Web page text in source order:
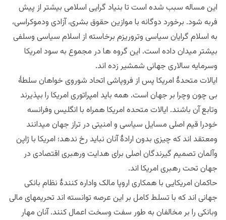
این مساله سبب شده است تا بنیاد گرایی اسلامی بیشتر از پیش
فربه شود. برخورد دوگانه با موازین حقوق بشری، آزادی ودموکراسی،
به اسلام گرایان سیاسی وتروریزم برخاسته از اسلام سیاسی وسلفی
بیشتر میدان داده است. این گروه ها در مجموع به سود امریکا
وسرمایه سالاری جهانی شمشیر زده اند.
ایالات متحدۀ امریکا پس از فروپاشی اتحاد شوروی خواهان سلطۀ
بی چون وچرا بر جهان است. همه باید امپراتوری امریکا را بپذیرند
وتابع آن باشند. ایالات متحده امریکا همراه با انگلیس وفرانسه
خودرا قیم اصلی مسایل سیاسی و امنیتی در تراز جهان میدانند
ومعتقد اند که چیزی بدون ارادۀ آنان نباید رخ ندهد؛ امریکا با ژاپن
وآلمان تصمیم گیرندگان اصلی برای هدایت ورهبری اقتصادی در
جهان تحت رهبری امریکا اند.
حاکمان امریکایی با همکاری اروپا مالک واداره کنندۀ نظام بانکی
جهانی اند که با تسلط کامل بر این عرصه توانسته اند تحریمهای مالی
وبانکی را بر مخالفان به طور سفت وسخت اعمال کنند. آنان مهار